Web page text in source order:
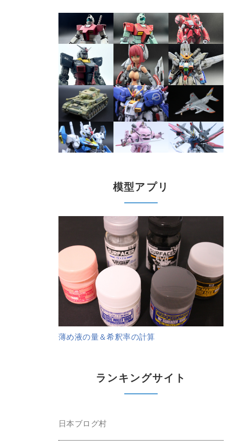
模型アプリ
薄め液の量＆希釈率の計算
ランキングサイト
日本ブログ村